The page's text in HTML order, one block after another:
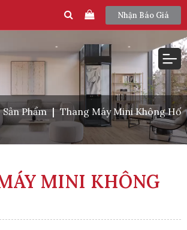
Nhận Báo Giá
Sản Phẩm | Thang Máy Mini Không Hố
MINI KHÔNG